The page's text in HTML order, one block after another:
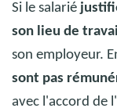
Crédit photo : @
Si le salarié
son lieu de
son employeur.
sont pas
avec l'accord de